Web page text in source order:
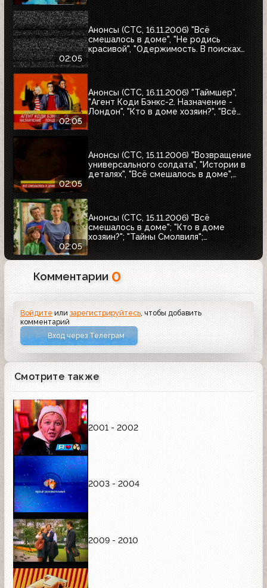
02:05
Анонсы (СТС, 16.11.2006) "Всё
смешалось в доме", "Не родись
красивой", "Одержимость. В поисках
02:05
Анонсы (СТС, 16.11.2006) "Таймшер",
"Агент Коди Бэнкс-2. Назначение -
Лондон", "Кто в доме хозяин?", "Всё
02:05
Анонсы (СТС, 15.11.2006) "Возвращение
универсального солдата", "Истории в
деталях", "Всё смешалось в доме",
02:05
Анонсы (СТС, 15.11.2006) "Всё
смешалось в доме"; "Кто в доме
хозяин?"; "Тайны Смолвиля";
Комментарии 0
Войдите илизарегистрируйтесь, чтобы добавить
комментарий
Вход через Телеграм
Смотрите также
2001 - 2002
2003 - 2004
2009 - 2010